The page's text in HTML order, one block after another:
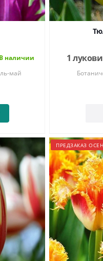
В наличии
май
1
ПРЕДЗАКАЗ